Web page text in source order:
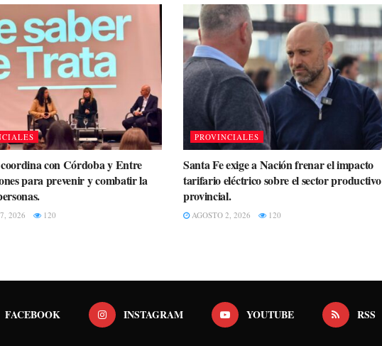
con Córdoba y Entre
para prevenir y combatir la
2026 120
PROVINCIALES
Santa Fe exige a Nación frenar el impacto
tarifario eléctrico sobre el sector productivo
provincial.
AGOSTO 2, 2026 120
FACEBOOK INSTAGRAM YOUTUBE RSS